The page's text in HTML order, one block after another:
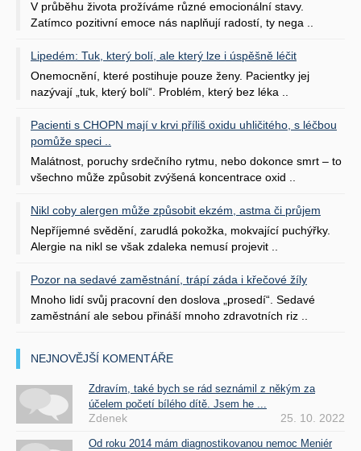
V průběhu života prožíváme různé emocionální stavy.
Zatímco pozitivní emoce nás naplňují radostí, ty nega ..
Lipedém: Tuk, který bolí, ale který lze i úspěšně léčit
Onemocnění, které postihuje pouze ženy. Pacientky jej
nazývají „tuk, který bolí“. Problém, který bez léka ..
Pacienti s CHOPN mají v krvi příliš oxidu uhličitého, s léčbou
pomůže speci ..
Malátnost, poruchy srdečního rytmu, nebo dokonce smrt – to
všechno může způsobit zvýšená koncentrace oxid ..
Nikl coby alergen může způsobit ekzém, astma či průjem
Nepříjemné svědění, zarudlá pokožka, mokvající puchýřky.
Alergie na nikl se však zdaleka nemusí projevit ..
Pozor na sedavé zaměstnání, trápí záda i křečové žíly
Mnoho lidí svůj pracovní den doslova „prosedí“. Sedavé
zaměstnání ale sebou přináší mnoho zdravotních riz ..
NEJNOVĚJŠÍ KOMENTÁŘE
Zdravím, také bych se rád seznámil z někým za
účelem početí bílého dítě. Jsem he ...
Zdenek 25. 10. 2022
Od roku 2014 mám diagnostikovanou nemoc Meniér